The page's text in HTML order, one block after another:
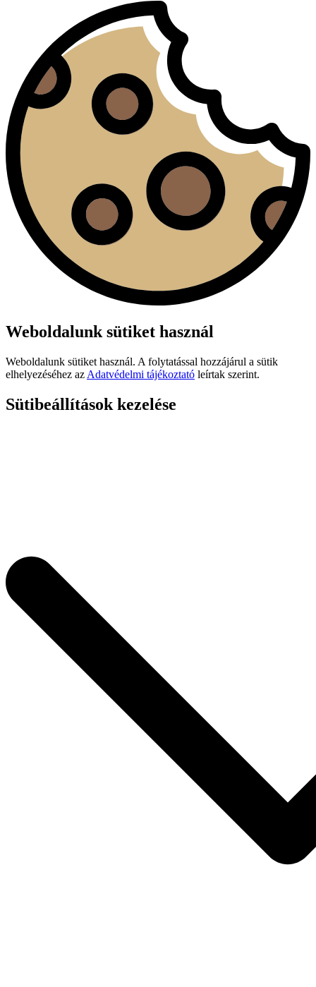
Weboldalunk sütiket használ
Weboldalunk sütiket használ. A folytatással hozzájárul a sütik
elhelyezéséhez az Adatvédelmi tájékoztató leírtak szerint.
Sütibeállítások kezelése